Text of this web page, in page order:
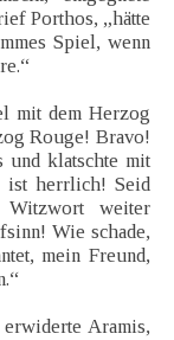
Porthos, „hätte
Spiel, wenn
mit dem Herzog
Rouge! Bravo!
klatschte mit
ist herrlich! Seid
weiter
Wie schade,
mein Freund,
Aramis,